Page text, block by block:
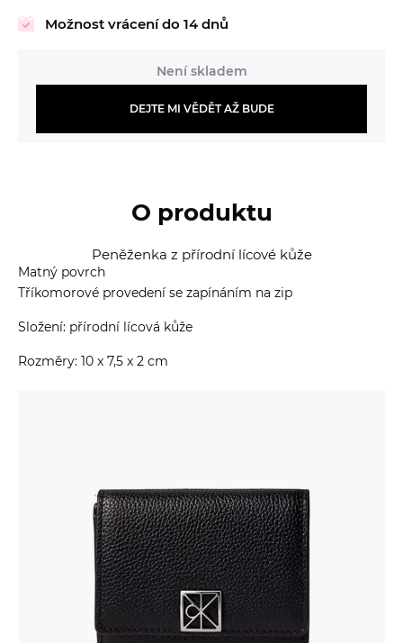
Možnost vrácení do 14 dnů
Není skladem
DEJTE MI VĚDĚT AŽ BUDE
O produktu
Peněženka z přírodní lícové kůže
Matný povrch
Tříkomorové provedení se zapínáním na zip
Složení: přírodní lícová kůže
Rozměry: 10 x 7,5 x 2 cm